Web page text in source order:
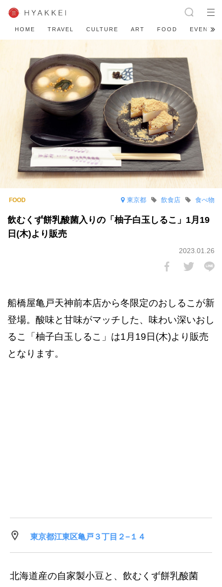
HOME TRAVEL CULTURE ART FOOD EVENT
東京都 食べ物
飲食店
飲むくず餅乳酸菌入りの「柚子白玉しるこ」1月19
日(木)より販売
2023.01.26
船橋屋亀戸天神前本店から冬限定のおしるこが新
登場。酸味と甘味がマッチした、味わい深いおし
るこ「柚子白玉しるこ」は1月19日(木)より販売
となります。
東京都江東区亀戸３丁目２−１４
北海道産の自家製小豆と、飲むくず餅乳酸菌